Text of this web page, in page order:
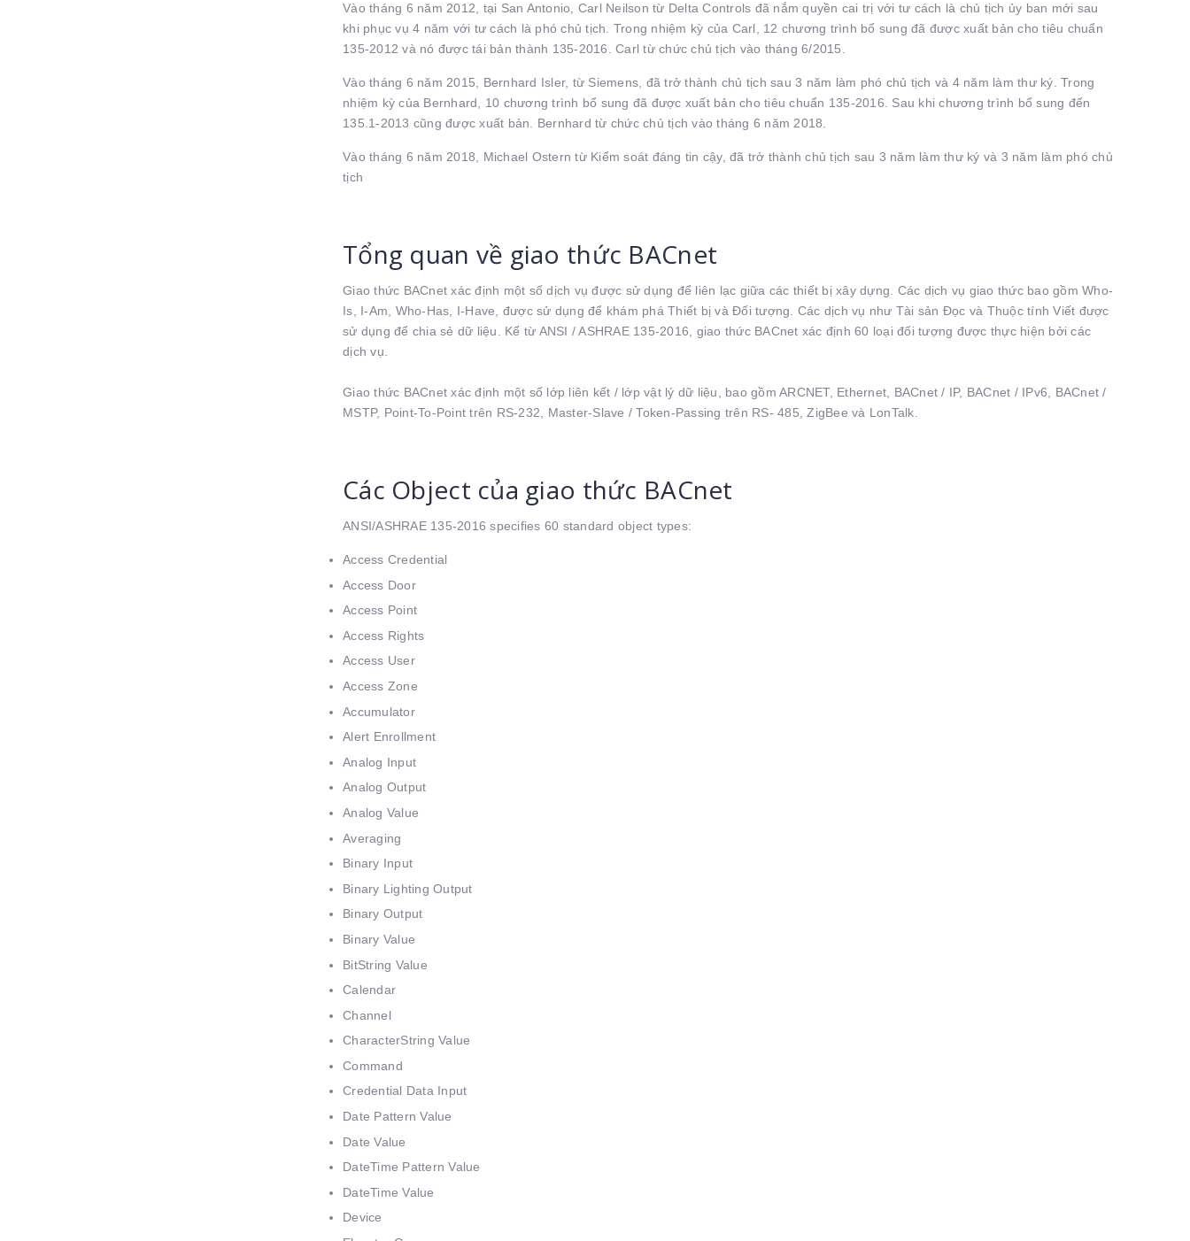
Vào tháng 6 năm 2012, tại San Antonio, Carl Neilson từ Delta Controls đã nắm quyền cai trị với tư cách là chủ tịch ủy ban mới sau
khi phục vụ 4 năm với tư cách là phó chủ tịch. Trong nhiệm kỳ của Carl, 12 chương trình bổ sung đã được xuất bản cho tiêu chuẩn
135-2012 và nó được tái bản thành 135-2016. Carl từ chức chủ tịch vào tháng 6/2015.
Vào tháng 6 năm 2015, Bernhard Isler, từ Siemens, đã trở thành chủ tịch sau 3 năm làm phó chủ tịch và 4 năm làm thư ký. Trong
nhiệm kỳ của Bernhard, 10 chương trình bổ sung đã được xuất bản cho tiêu chuẩn 135-2016. Sau khi chương trình bổ sung đến
135.1-2013 cũng được xuất bản. Bernhard từ chức chủ tịch vào tháng 6 năm 2018.
Vào tháng 6 năm 2018, Michael Ostern từ Kiểm soát đáng tin cậy, đã trở thành chủ tịch sau 3 năm làm thư ký và 3 năm làm phó chủ
tịch
Tổng quan về giao thức BACnet
Giao thức BACnet xác định một số dịch vụ được sử dụng để liên lạc giữa các thiết bị xây dựng. Các dịch vụ giao thức bao gồm Who-
Is, I-Am, Who-Has, I-Have, được sử dụng để khám phá Thiết bị và Đối tượng. Các dịch vụ như Tài sản Đọc và Thuộc tính Viết được
sử dụng để chia sẻ dữ liệu. Kể từ ANSI / ASHRAE 135-2016, giao thức BACnet xác định 60 loại đối tượng được thực hiện bởi các
dịch vụ.
Giao thức BACnet xác định một số lớp liên kết / lớp vật lý dữ liệu, bao gồm ARCNET, Ethernet, BACnet / IP, BACnet / IPv6, BACnet /
MSTP, Point-To-Point trên RS-232, Master-Slave / Token-Passing trên RS- 485, ZigBee và LonTalk.
Các Object của giao thức BACnet
ANSI/ASHRAE 135-2016 specifies 60 standard object types:
Access Credential
Access Door
Access Point
Access Rights
Access User
Access Zone
Accumulator
Alert Enrollment
Analog Input
Analog Output
Analog Value
Averaging
Binary Input
Binary Lighting Output
Binary Output
Binary Value
BitString Value
Calendar
Channel
CharacterString Value
Command
Credential Data Input
Date Pattern Value
Date Value
DateTime Pattern Value
DateTime Value
Device